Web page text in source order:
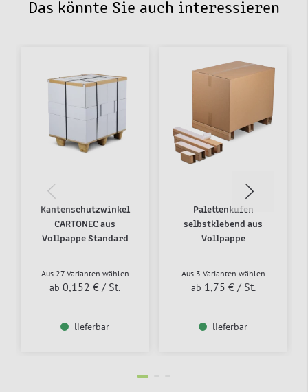
Das könnte Sie auch interessieren
Kantenschutzwinkel
CARTONEC aus
Vollpappe Standard
Aus 27 Varianten wählen
ab 0,152 € / St.
lieferbar
Palettenkufen
selbstklebend aus
Vollpappe
Aus 3 Varianten wählen
ab 1,75 € / St.
lieferbar